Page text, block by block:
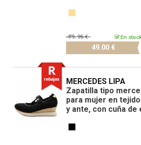
En
79.95 €
49.00 €
MERCEDES LIPA
Zapatilla tipo
para mujer en
y ante, con cuña de